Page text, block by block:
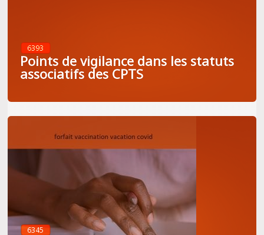
6393
Points de vigilance dans les statuts
associatifs des CPTS
6345